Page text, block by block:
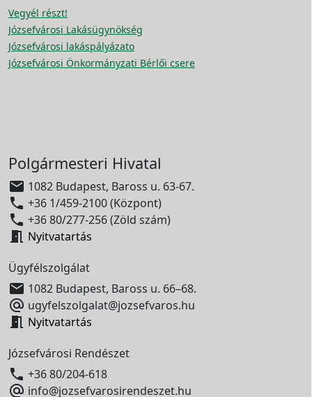
Vegyél részt!
Józsefvárosi Lakásügynökség
Józsefvárosi lakáspályázato
Józsefvárosi Önkormányzati Bérlői csere
Polgármesteri Hivatal
 1082 Budapest, Baross u. 63-67.
 +36 1/459-2100 (Központ)
 +36 80/277-256 (Zöld szám)
 Nyitvatartás
Ügyfélszolgálat
 1082 Budapest, Baross u. 66–68.
 ugyfelszolgalat@jozsefvaros.hu
 Nyitvatartás
Józsefvárosi Rendészet
 +36 80/204-618
 info@jozsefvarosirendeszet.hu